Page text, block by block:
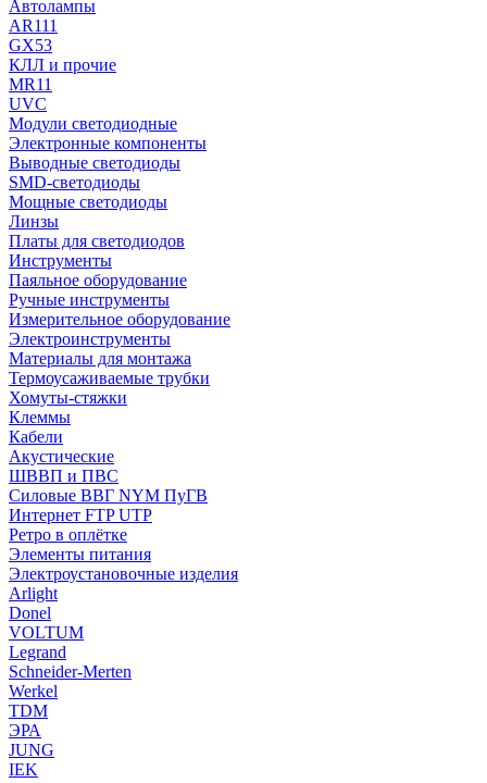
Автолампы
AR111
GX53
КЛЛ и прочие
MR11
UVC
Модули светодиодные
Электронные компоненты
Выводные светодиоды
SMD-светодиоды
Мощные светодиоды
Линзы
Платы для светодиодов
Инструменты
Паяльное оборудование
Ручные инструменты
Измерительное оборудование
Электроинструменты
Материалы для монтажа
Термоусаживаемые трубки
Хомуты-стяжки
Клеммы
Кабели
Акустические
ШВВП и ПВС
Силовые ВВГ NYM ПуГВ
Интернет FTP UTP
Ретро в оплётке
Элементы питания
Электроустановочные изделия
Arlight
Donel
VOLTUM
Legrand
Schneider-Merten
Werkel
TDM
ЭРА
JUNG
IEK